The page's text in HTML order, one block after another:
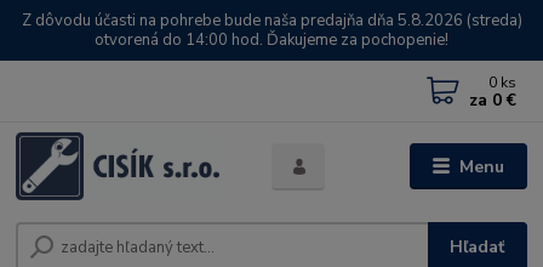
Z dôvodu účasti na pohrebe bude naša predajňa dňa 5.8.2026 (streda)
otvorená do 14:00 hod. Ďakujeme za pochopenie!
Menu
Hľadať
0 ks
za 0 €